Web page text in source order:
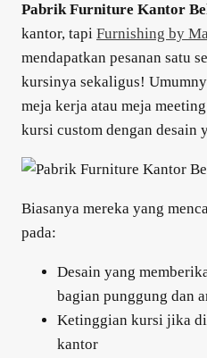
Pabrik Furniture Kantor
kantor, tapi Furnishing by
mendapatkan pesanan satu
kursinya sekaligus!
meja kerja atau meja
kursi custom dengan desain
Biasanya mereka yang
pada:
Desain yang
bagian punggung dan
Ketinggian kursi jika
kantor